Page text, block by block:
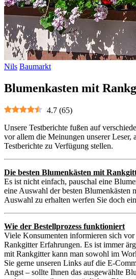
Nils Baumarkt
Blumenkasten mit
4.7 (65)
Unsere Testberichte fußen auf
vor allem die Meinungen unserer Leser,
Testberichte zu Verfügung stellen.
Die besten Blumenkästen mit
Es ist nicht einfach, pauschal eine
eine Auswahl der besten Blumenkästen
Auswahl zu erhalten werfen Sie doch
Wie der Bestellprozess funktioniert
Viele Konsumenten informieren sich
Rankgitter Erfahrungen. Es ist immer
mit Rankgitter kann man sowohl im
Sie gerne unseren Links auf die E-
Angst – sollte Ihnen das ausgewählte